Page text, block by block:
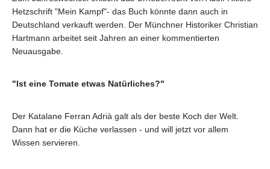
Hetzschrift "Mein Kampf"- das Buch könnte dann auch in
Deutschland verkauft werden. Der Münchner Historiker Christian
Hartmann arbeitet seit Jahren an einer kommentierten
Neuausgabe.
"Ist eine Tomate etwas Natürliches?"
Der Katalane Ferran Adrià galt als der beste Koch der Welt.
Dann hat er die Küche verlassen - und will jetzt vor allem
Wissen servieren.